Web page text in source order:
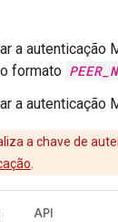
a autenticação
formato
a autenticação
a chave de
API